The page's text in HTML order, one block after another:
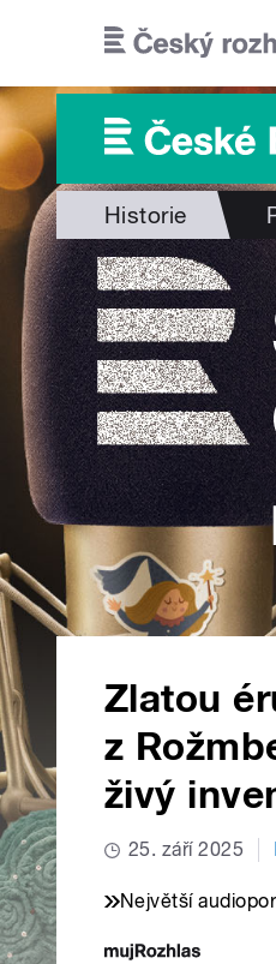
Historie
Zlatou
z
živý
25. září 2025
Největší